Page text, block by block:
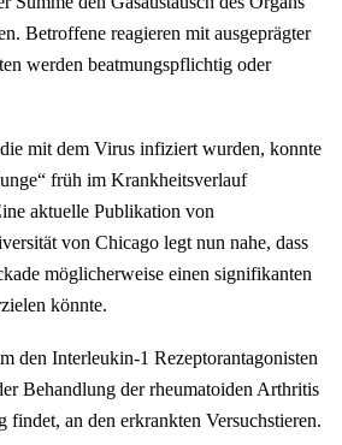
Betroffene reagieren mit ausgeprägter
werden beatmungspflichtig oder
mit dem Virus infiziert wurden, konnte
früh im Krankheitsverlauf
aktuelle Publikation von
von Chicago legt nun nahe, dass
möglicherweise einen signifikanten
könnte.
den Interleukin-1 Rezeptorantagonisten
Behandlung der rheumatoiden Arthritis
findet, an den erkrankten Versuchstieren.